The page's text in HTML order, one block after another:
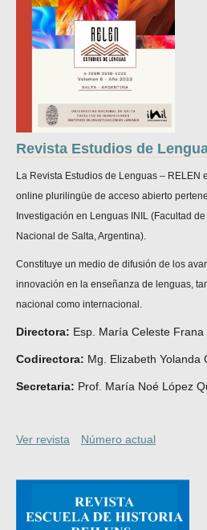
Revista Estudios de
La Revista Estudios de Lenguas – RELEN
online plurilingüe de acceso abierto
Investigación en Lenguas INIL (Facultad
Nacional de Salta, Argentina).
Constituye un medio de difusión de los
innovación en la enseñanza de lenguas,
nacional como internacional.
Directora: Esp. María Celeste Frana
Codirectora: Mg. Elizabeth Yolanda
Secretaria: Prof. María Noé López
Ver revista Número actual